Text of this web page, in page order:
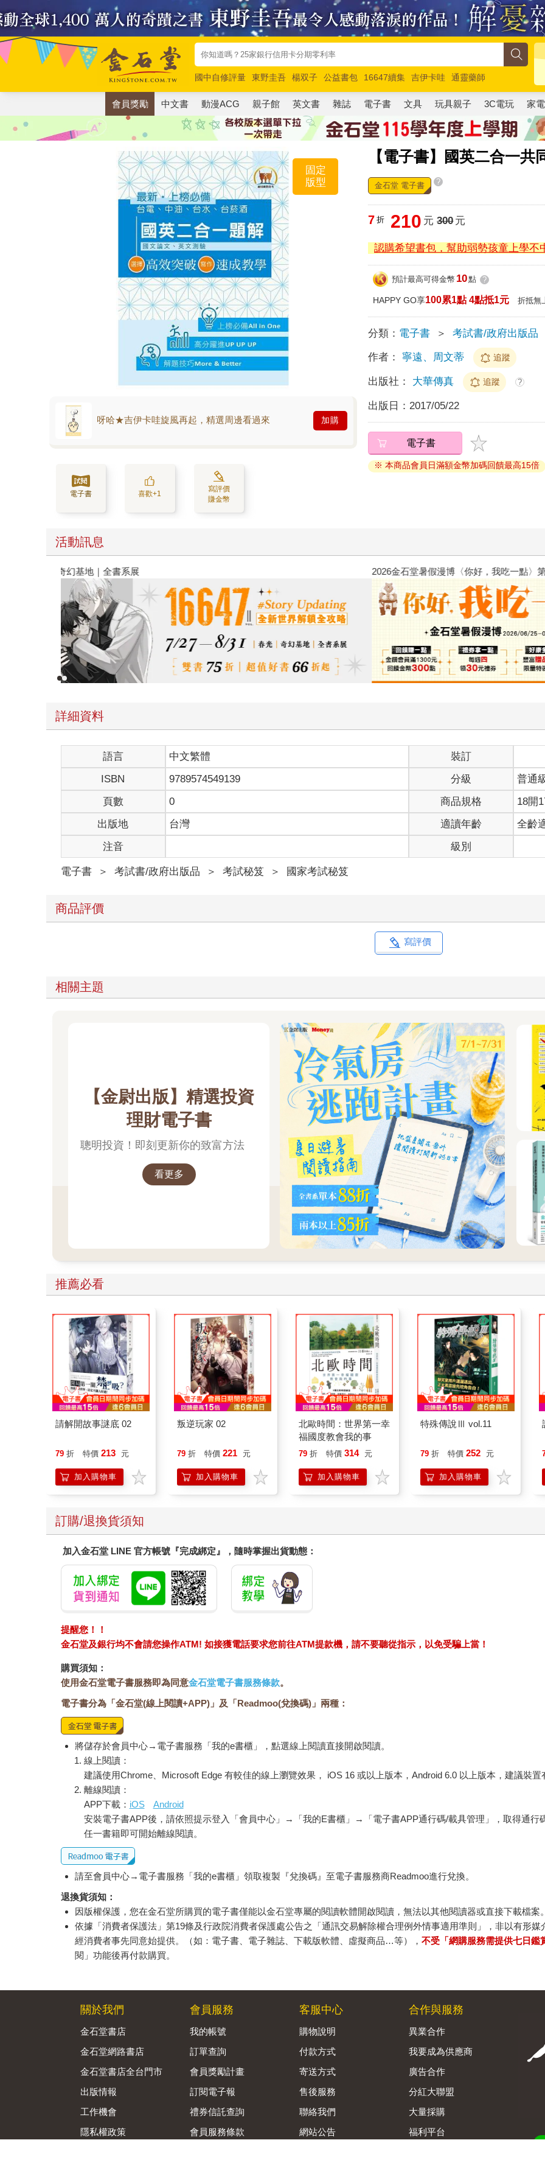
國中自修評量 東野圭吾 楊双子 公益書包 16647續集 吉伊卡哇
通靈藥師
唯紅花綻放
奧德賽 路邊攤新作 馬斯克 玩具總動員5 超慢跑
會員獎勵 中文書 動漫ACG 親子館 英文書 雜誌 電子書 文具 玩具親子 3C電玩 家電
【電子書】國英二合一共
固定
版型
呀哈★吉伊卡哇旋風再起，精選周邊看過來 加購
電子書 喜歡+1
寫評價
賺金幣
金石堂 電子書 ?
7 折 210 元 300元
認購希望書包，幫助弱勢孩童上學不
預計最高可得金幣 10點 ?
HAPPY GO享100累1點 4點抵1元 折抵無
分類： 電子書 ＞ 考試書/政府出版品
作者： 寧遠、周文蒂 追蹤
出版社： 大華傳真 追蹤 ?
出版日： 2017/05/22
電子書
※ 本商品會員日滿額金幣加碼回饋最高15倍
活動訊息
春光ｘ奇幻基地｜全書系展 2026金石堂暑假漫博〈你好，我
詳細資料
語言 中文繁體
裝訂
ISBN
9789574549139 分級
普通
頁數
0 商品規格
18開
出版地
台灣 適讀年齡
全齡
注音
級別
電子書 ＞ 考試書/政府出版品 ＞ 考試秘笈 ＞ 國家考試秘笈
商品評價
寫評價
相關主題
【金尉出版】精選投資
理財電子書
聰明投資！即刻更新你的致富方法
看更多
推薦必看
請解開故事謎底 02
79 折 特價 213 元
加入購物車
叛逆玩家 02
79 折 特價 221 元
加入購物車
北歐時間：世界第一幸
福國度教會我的事
79 折 特價 314 元
加入購物車
特殊傳說Ⅲ vol.11
79 折 特價 252 元
加入購物車
訂購/退換貨須知
加入金石堂 LINE 官方帳號『完成綁定』，隨時掌握出貨動態：
提醒您！！
金石堂及銀行均不會請您操作ATM! 如接獲電話要求您前往ATM提款機，請不要聽從指示，以免受騙上當！
購買須知：
使用金石堂電子書服務即為同意金石堂電子書服務條款。
電子書分為「金石堂(線上閱讀+APP)」及「Readmoo(兌換碼)」兩種：
將儲存於會員中心→電子書服務「我的e書櫃」，點選線上閱讀直接開啟閱讀。
線上閱讀：
建議使用Chrome、Microsoft Edge 有較佳的線上瀏覽效果， iOS 16 或以上版本，Android 6.0 以上版本，建議裝
離線閱讀：
APP下載： iOS
Android
安裝電子書APP後，請依照提示登入「會員中心」→「我的E書櫃」→「電子書APP通行碼/載具管理」，取得通行
任一書籍即可開始離線閱讀。
請至會員中心→電子書服務「我的e書櫃」領取複製『兌換碼』至電子書服務商Readmoo進行兌換。
退換貨須知：
因版權保護，您在金石堂所購買的電子書僅能以金石堂專屬的閱讀軟體開啟閱讀，無法以其他閱讀器或直接下載檔案
依據「消費者保護法」第19條及行政院消費者保護處公告之「通訊交易解除權合理例外情事適用準則」，非以有形
經消費者事先同意始提供。（如：電子書、電子雜誌、下載版軟體、虛擬商品…等）， 不受「網購服務需提供七日鑑
閱」功能後再付款購買。
關於我們
金石堂書店
金石堂網路書店
金石堂書店全台門市
出版情報
工作機會
隱私權政策
會員服務
我的帳號
訂單查詢
會員獎勵計畫
訂閱電子報
禮券信託查詢
會員服務條款
客服中心
購物說明
付款方式
寄送方式
售後服務
聯絡我們
網站公告
合作與服務
異業合作
我要成為供應商
廣告合作
分紅大聯盟
大量採購
福利平台